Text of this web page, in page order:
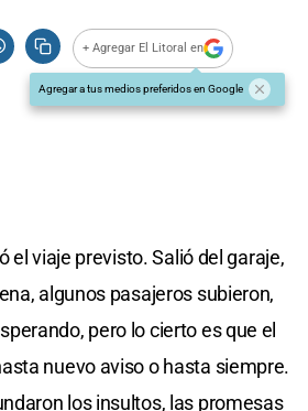
+ Agregar El Litoral en
Agregar a tus medios preferidos en Google
el viaje previsto. Salió del garaje,
algunos pasajeros subieron,
pero lo cierto es que el
nuevo aviso o hasta siempre.
los insultos, las promesas